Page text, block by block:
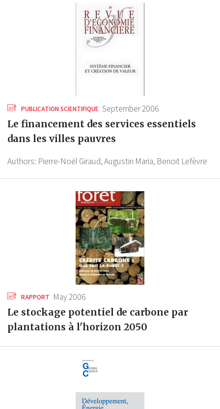
PUBLICATION SCIENTIFIQUE September 2006
Le financement des services essentiels
dans les villes pauvres
Authors: Pierre-Noël Giraud,Augustin Maria, Benoit Lefèvre
RAPPORT May 2006
Le stockage potentiel de carbone par
plantations à l'horizon 2050